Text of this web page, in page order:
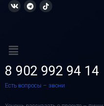
8 902 992 94 14
Есть вопросы – звони